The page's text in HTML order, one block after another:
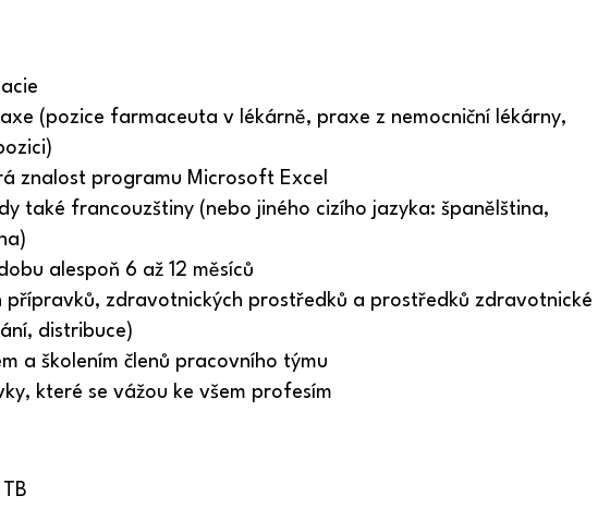
(pozice farmaceuta v lékárně, praxe z nemocniční lékárny,
znalost programu Microsoft Excel
také francouzštiny (nebo jiného cizího jazyka: španělština,
alespoň 6 až 12 měsíců
přípravků, zdravotnických prostředků a prostředků zdravotnické
distribuce)
a školením členů pracovního týmu
, které se vážou ke všem profesím